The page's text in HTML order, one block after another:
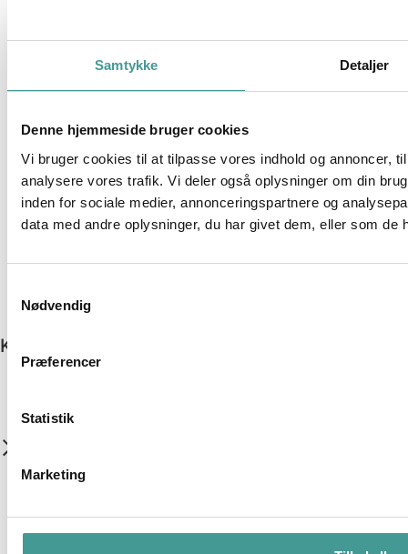
Samtykke Detaljer
Denne hjemmeside bruger cookies
Vi bruger cookies til at tilpasse vores indhold og annoncer,
analysere vores trafik. Vi deler også oplysninger om din
inden for sociale medier, annonceringspartnere og
data med andre oplysninger, du har givet dem, eller som de
Nødvendig
Præferencer
Statistik
Marketing
Samarbejdspartnere
Cookies
Persondatapolitik
Events
Fagartikler
Forskningsprojekter
Samarbejdspartnere
Kontakt os
CVR:
Nyhedsbrev
Trivselsindsatser